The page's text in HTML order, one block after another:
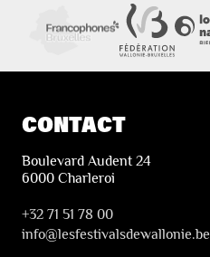
CONTACT
Boulevard Audent 24
6000 Charleroi
+32 71 51 78 00
info@lesfestivalsdewallonie.be